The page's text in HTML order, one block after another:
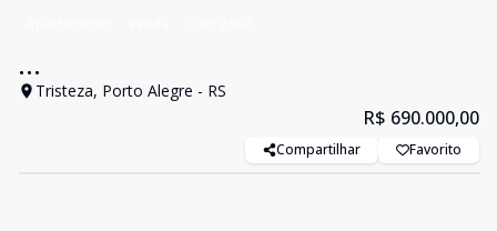
...
Tristeza, Porto Alegre - RS
R$ 690.000,00
Compartilhar Favorito